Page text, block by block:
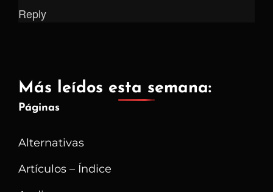
Reply
Más leídos esta semana:
Páginas
Alternativas
Artículos – Índice